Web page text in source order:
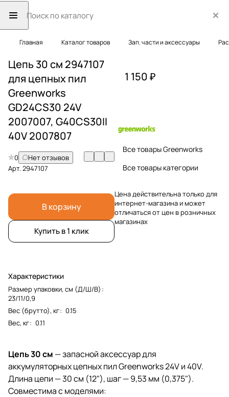
Главная Каталог товаров Зап. части и аксессуары
Цепь 30 см 2947107
для цепных пил
Greenworks
GD24CS30 24V
2007007, G40CS30II
40V 2007807
0
Нет отзывов
Арт.2947107
В корзину
Купить в 1 клик
Характеристики
Размер упаковки, см (Д/Ш/В) :
23/11/0,9
Вес (брутто), кг: 0.15
Вес, кг: 0.11
1 150 ₽
Все товары Greenworks
Все товары категории
Цена действительна только для
интернет-магазина и может
отличаться от цен в розничных
магазинах
Цепь 30 см — запасной аксессуар для
аккумуляторных цепных пил Greenworks 24V и 40V.
Длина цепи — 30 см (12"), шаг — 9,53 мм (0,375").
Совместима с моделями: